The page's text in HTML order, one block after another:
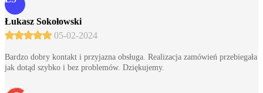
Łukasz Sokołowski
05-02-2024
Bardzo dobry kontakt i przyjazna obsługa. Realizacja zamówień przebiegała
jak dotąd szybko i bez problemów. Dziękujemy.